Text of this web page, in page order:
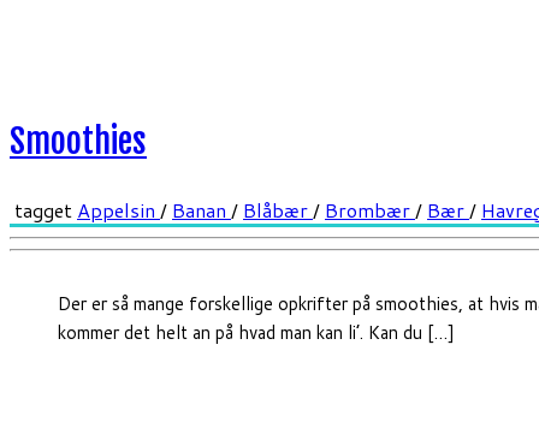
Der er så mange forskellige opkrifter på smoothies, at hvis
kommer det helt an på hvad man kan li’. Kan du […]
Smoothies
tagget Appelsin / Banan / Blåbær/ Brombær/ Bær/